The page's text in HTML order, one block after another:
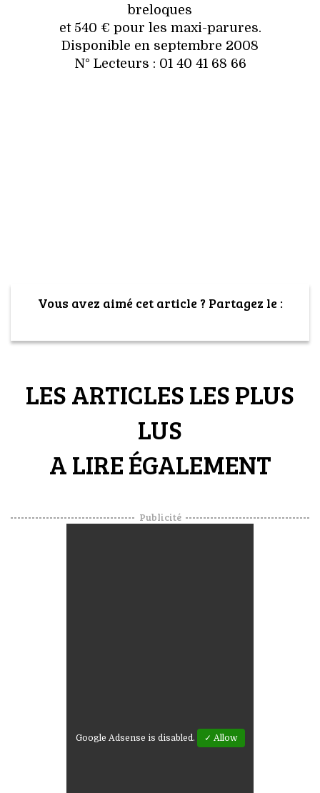
breloques
et 540 € pour les maxi-parures.
Disponible en septembre 2008
N° Lecteurs : 01 40 41 68 66
Vous avez aimé cet article ? Partagez le :
LES ARTICLES LES PLUS
LUS
A LIRE ÉGALEMENT
Publicité
Google Adsense is disabled. ✓ Allow